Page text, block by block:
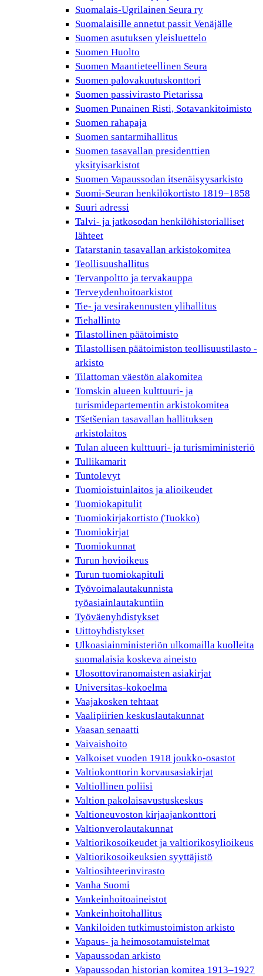
Suomalais-Ugrilainen Seura ry
Suomalaisille annetut passit Venäjälle
Suomen asutuksen yleisluettelo
Suomen Huolto
Suomen Maantieteellinen Seura
Suomen palovakuutuskonttori
Suomen passivirasto Pietarissa
Suomen Punainen Risti, Sotavankitoimisto
Suomen rahapaja
Suomen santarmihallitus
Suomen tasavallan presidenttien
yksityisarkistot
Suomen Vapaussodan itsenäisyysarkisto
Suomi-Seuran henkilökortisto 1819–1858
Suuri adressi
Talvi- ja jatkosodan henkilöhistorialliset
lähteet
Tatarstanin tasavallan arkistokomitea
Teollisuushallitus
Tervanpoltto ja tervakauppa
Terveydenhoitoarkistot
Tie- ja vesirakennusten ylihallitus
Tiehallinto
Tilastollinen päätoimisto
Tilastollisen päätoimiston teollisuustilasto -
arkisto
Tilattoman väestön alakomitea
Tomskin alueen kulttuuri- ja
turismidepartementin arkistokomitea
Tšetšenian tasavallan hallituksen
arkistolaitos
Tulan alueen kulttuuri- ja turismiministeriö
Tullikamarit
Tuntolevyt
Tuomioistuinlaitos ja alioikeudet
Tuomiokapitulit
Tuomiokirjakortisto (Tuokko)
Tuomiokirjat
Tuomiokunnat
Turun hovioikeus
Turun tuomiokapituli
Työvoimalautakunnista
työasiainlautakuntiin
Työväenyhdistykset
Uittoyhdistykset
Ulkoasiainministeriön ulkomailla kuolleita
suomalaisia koskeva aineisto
Ulosottoviranomaisten asiakirjat
Universitas-kokoelma
Vaajakosken tehtaat
Vaalipiirien keskuslautakunnat
Vaasan senaatti
Vaivaishoito
Valkoiset vuoden 1918 joukko-osastot
Valtiokonttorin korvausasiakirjat
Valtiollinen poliisi
Valtion pakolaisavustuskeskus
Valtioneuvoston kirjaajankonttori
Valtionverolautakunnat
Valtiorikosoikeudet ja valtiorikosylioikeus
Valtiorikosoikeuksien syyttäjistö
Valtiosihteerinvirasto
Vanha Suomi
Vankeinhoitoaineistot
Vankeinhoitohallitus
Vankiloiden tutkimustoimiston arkisto
Vapaus- ja heimosotamuistelmat
Vapaussodan arkisto
Vapaussodan historian komitea 1913–1927